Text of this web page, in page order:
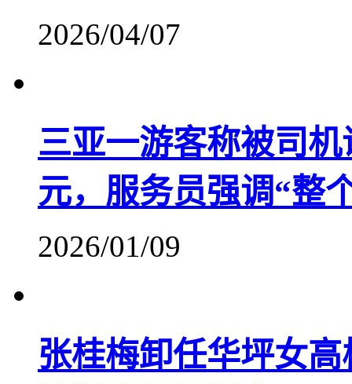
2026/04/07
三亚一游客称被司
元，服务员强调“整
2026/01/09
张桂梅卸任华坪女